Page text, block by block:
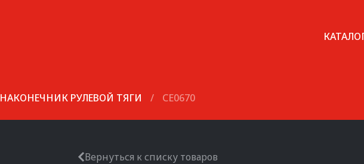
НАКОНЕЧНИК РУЛЕВОЙ ТЯГИ / CE0670
Вернуться к списку товаров